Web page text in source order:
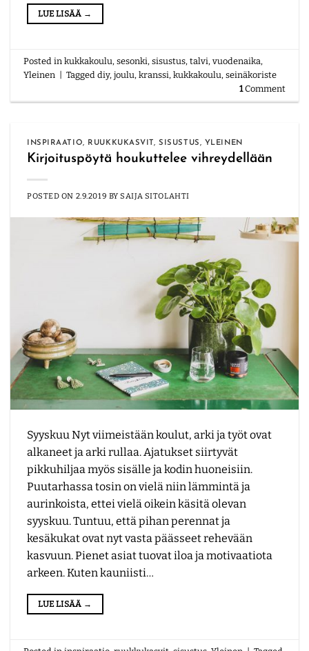
LUE LISÄÄ →
Posted inkukkakoulu,sesonki,sisustus,talvi,vuodenaika,
Yleinen | Taggeddiy,joulu,kranssi,kukkakoulu,seinäkoriste
1Comment
INSPIRAATIO, RUUKKUKASVIT,SISUSTUS, YLEINEN
Kirjoituspöytä houkuttelee vihreydellään
POSTED ON 2.9.2019 BYSAIJA SITOLAHTI
Syyskuu Nyt viimeistään koulut, arki ja työt ovat
alkaneet ja arki rullaa. Ajatukset siirtyvät
pikkuhiljaa myös sisälle ja kodin huoneisiin.
Puutarhassa tosin on vielä niin lämmintä ja
aurinkoista, ettei vielä oikein käsitä olevan
syyskuu. Tuntuu, että pihan perennat ja
kesäkukat ovat nyt vasta päässeet rehevään
kasvuun. Pienet asiat tuovat iloa ja motivaatiota
arkeen. Kuten kauniisti…
LUE LISÄÄ →